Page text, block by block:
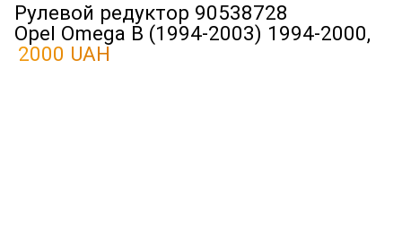
Рулевой редуктор 90538728
Opel Omega B (1994-2003) 1994-2000,
2000 UAH